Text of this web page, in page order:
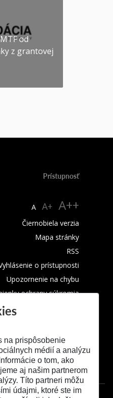
od
z grantovej
Prístupnosť
A A+ A++
Čiernobiela verzia
Mapa stránky
RSS
o prístupnosti
Upozornenie na chybu
ochrany súkromia
na prispôsobenie
médií a analýzu
o tom, ako
aj našim partnerom
Títo partneri môžu
údajmi, ktoré ste im